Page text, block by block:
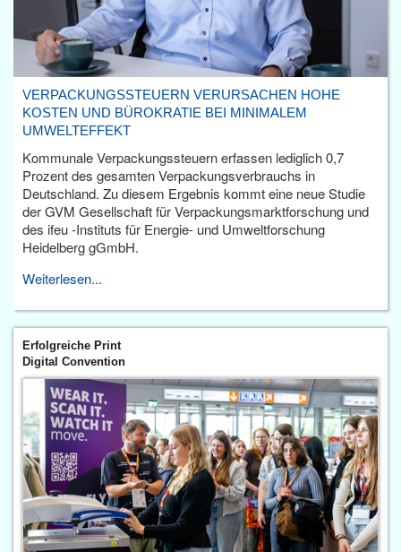
VERPACKUNGSSTEUERN VERURSACHEN HOHE
KOSTEN UND BÜROKRATIE BEI MINIMALEM
UMWELTEFFEKT
Kommunale Verpackungssteuern erfassen lediglich 0,7
Prozent des gesamten Verpackungsverbrauchs in
Deutschland. Zu diesem Ergebnis kommt eine neue Studie
der GVM Gesellschaft für Verpackungsmarktforschung und
des ifeu -Instituts für Energie- und Umweltforschung
Heidelberg gGmbH.
Weiterlesen...
Erfolgreiche Print
Digital Convention